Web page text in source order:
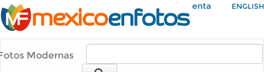
Mi Cuenta ENGLISH
Modernas